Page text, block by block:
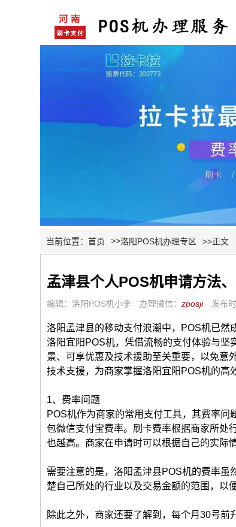
当前位置：首页 >>洛阳POS机办理专区 >>正文
孟津县个人POS机申请方法
编辑：洛阳POS机小李 办理微信：zposji 发布
洛阳孟津县的移动支付浪潮中，POS机已然
洛阳宜阳POS机，凭借流畅的支付体验与坚
景、可享优惠及技术援助至关重要，以免意
技术支援，为商家掌握洛阳宜阳POS机的高
1、费率问题
POS机作为商家的常用支付工具，其费率
包微信支付宝费率。刷卡费率根据商家所处
也越高。商家在申请时可以根据自己的实际
需要注意的是，洛阳孟津县POS机的费率
楚自己所处的行业以及交易金额的范围，以
除此之外，商家还要了解到，每个月30号前